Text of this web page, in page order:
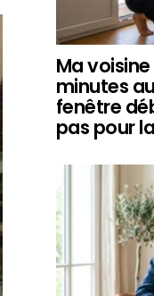
Ma
minutes
fenêtre
pas pour